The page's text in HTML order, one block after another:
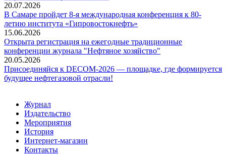
20.07.2026
В Самаре пройдет 8-я международная конференция к 80-
летию института «Гипровостокнефть»
15.06.2026
Открыта регистрация на ежегодные традиционные
конференции журнала "Нефтяное хозяйство"
20.05.2026
Присоединяйся к DECOM-2026 — площадке, где формируется
будущее нефтегазовой отрасли!
Журнал
Издательство
Мероприятия
История
Интернет-магазин
Контакты